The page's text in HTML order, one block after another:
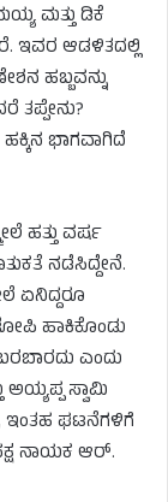
ಮತ್ತು ಡಿಕೆ
ಇವರ ಆಡಳಿತದಲ್ಲಿ
ಹಬ್ಬವನ್ನು
ತಪ್ಪೇನು?
ಭಾಗವಾಗಿದೆ
ಹತ್ತು ವರ್ಷ
ನಡೆಸಿದ್ದೇನೆ.
ಏನಿದ್ದರೂ
ಹಾಕಿಕೊಂಡು
ಎಂದು
ಅಯ್ಯಪ್ಪ ಸ್ವಾಮಿ
ಇಂತಹ ಘಟನೆಗಳಿಗೆ
ನಾಯಕ ಆರ್.